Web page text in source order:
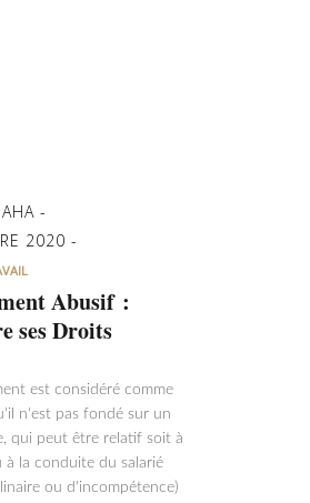
2020
Abusif :
ses Droits
est considéré comme
n'est pas fondé sur un
qui peut être relatif soit à
à la conduite du salarié
ou d'incompétence)